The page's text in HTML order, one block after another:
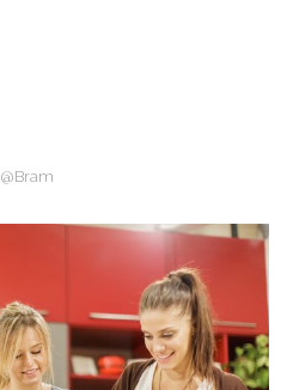
@Bram